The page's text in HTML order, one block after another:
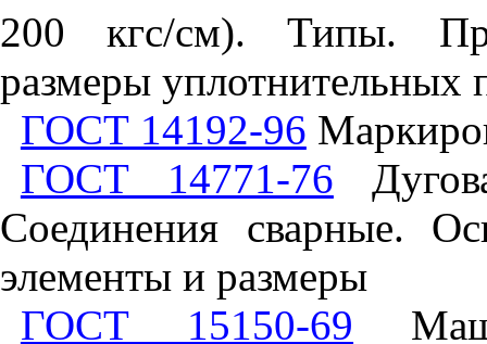
200 кгс/см). Типы.
размеры уплотнительных
ГОСТ 14192-96
ГОСТ 14771-76
Соединения сварные.
элементы и размеры
ГОСТ 15150-69